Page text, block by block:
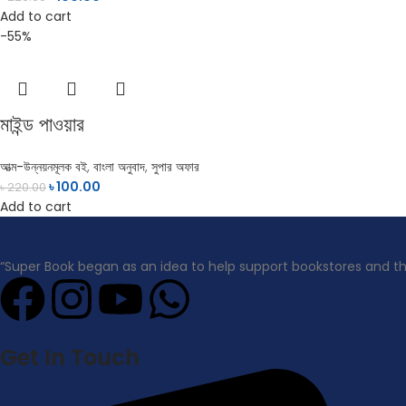
Add to cart
-55%
মাইন্ড পাওয়ার
আত্ম-উন্নয়নমূলক বই, বাংলা অনুবাদ, সুপার অফার
৳220.00৳100.00
Add to cart
“Super Book began as an idea to help support bookstores
Get In Touch